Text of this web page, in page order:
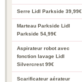
Serre Lidl Parkside 39,99€
Marteau Parkside Lidl
Parkside 54,99€
Aspirateur robot avec
fonction lavage Lidl
Silvercrest 99€
Scarificateur aérateur